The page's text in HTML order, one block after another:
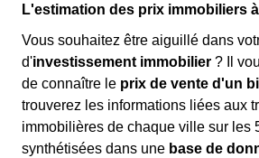
L'estimation des prix immobiliers
Vous souhaitez être aiguillé dans
d'investissement immobilier ? Il
de connaître le prix de vente d'un
trouverez les informations liées aux
immobilières de chaque ville sur les
synthétisées dans une base de